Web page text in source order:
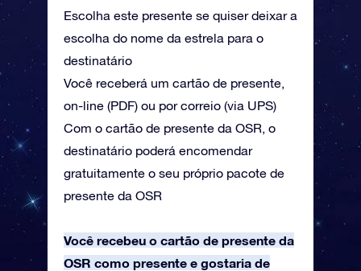
Escolha este presente se quiser deixar a
escolha do nome da estrela para o
destinatário
Você receberá um cartão de presente,
on-line (PDF) ou por correio (via UPS)
Com o cartão de presente da OSR, o
destinatário poderá encomendar
gratuitamente o seu próprio pacote de
presente da OSR
Você recebeu o cartão de presente da
OSR como presente e gostaria de